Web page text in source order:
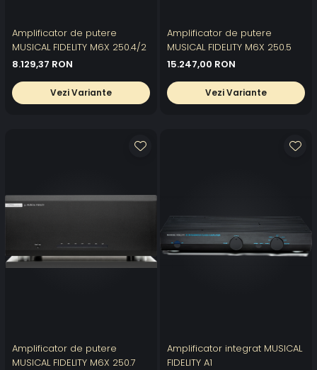
Amplificator de putere
MUSICAL FIDELITY M6X 250.4/2
8.129,37 RON
Vezi Variante
Amplificator de putere
MUSICAL FIDELITY M6X 250.5
15.247,00 RON
Vezi Variante
Amplificator de putere
MUSICAL FIDELITY M6X 250.7
Amplificator integrat MUSICAL
FIDELITY A1